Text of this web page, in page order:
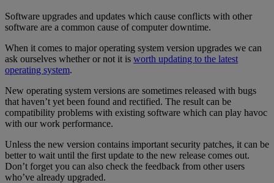
Software upgrades and updates which cause conflicts with other
software are a common cause of computer downtime.
When it comes to major operating system version upgrades we can
ask ourselves whether or not it is worth updating to the latest
operating system.
New operating system versions are sometimes released with bugs
that haven’t yet been found and rectified. The result can be
compatibility problems with existing software which can play havoc
with our work performance.
Unless the new version contains important security patches, it can be
better to wait until the first update to the new release comes out.
Don’t forget you can also check the feedback from other users
who’ve already upgraded.